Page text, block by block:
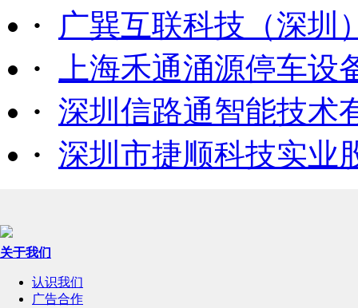
·
广巽互联科技（深圳
·
上海禾通涌源停车设
· 深圳信路通智能技术
· 深圳市捷顺科技实业
关于我们
认识我们
广告合作